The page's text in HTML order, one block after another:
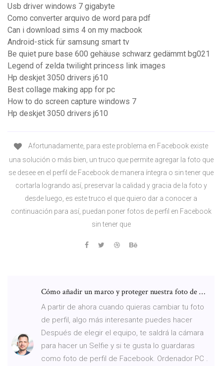
Usb driver windows 7 gigabyte
Como converter arquivo de word para pdf
Can i download sims 4 on my macbook
Android-stick für samsung smart tv
Be quiet pure base 600 gehäuse schwarz gedämmt bg021
Legend of zelda twilight princess link images
Hp deskjet 3050 drivers j610
Best collage making app for pc
How to do screen capture windows 7
Hp deskjet 3050 drivers j610
Afortunadamente, para este problema en Facebook existe
una solución o más bien, un truco que permite agregar la foto que
se desee en el perfil de Facebook de manera íntegra o sin tener que
cortarla logrando así, preservar la calidad y gracia de la foto y
desde luego, es este truco el que quiero dar a conocer a
continuación para así, puedan poner fotos de perfil en Facebook
sin tener que
Cómo añadir un marco y proteger nuestra foto de …
A partir de ahora cuando quieras cambiar tu foto
de perfil, algo más interesante puedes hacer
Después de elegir el equipo, te saldrá la cámara
para hacer un Selfie y si te gusta lo guardaras
como foto de perfil de Facebook. Ordenador PC .